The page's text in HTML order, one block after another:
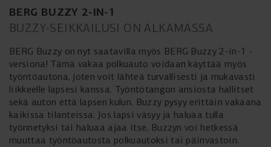
BERG BUZZY 2-IN-1
BUZZY-SEIKKAILUSI ON ALKAMASSA
BERG Buzzy on nyt saatavilla myös BERG Buzzy 2-in-1 -
versiona! Tämä vakaa polkuauto voidaan käyttää myös
työntöautona, joten voit lähteä turvallisesti ja mukavasti
liikkeelle lapsesi kanssa. Työntötangon ansiosta hallitset
sekä auton että lapsen kulun. Buzzy pysyy erittäin vakaana
kaikissa tilanteissa. Jos lapsi väsyy ja haluaa tulla
työnnetyksi tai haluaa ajaa itse, Buzzyn voi hetkessä
muuttaa työntöautosta polkuautoksi tai päinvastoin.